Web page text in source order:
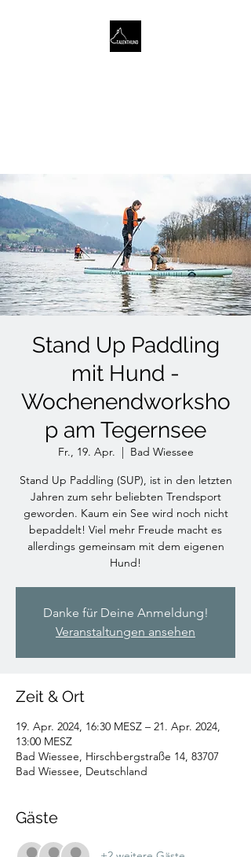
Stand Up Paddling
mit Hund -
Wochenendworksho
p am Tegernsee
Fr., 19. Apr.
  |
Bad Wiessee
Stand Up Paddling (SUP), ist in den letzten
Jahren zum sehr beliebten Trendsport
geworden. Kaum ein See wird noch nicht
bepaddelt! Viel mehr Freude macht es
allerdings gemeinsam mit dem eigenen
Hund!
Danke für Deine Anmeldung!
Veranstaltungen ansehen
Zeit & Ort
19. Apr. 2024, 16:30 MESZ – 21. Apr. 2024,
13:00 MESZ
Bad Wiessee, Hirschbergstraße 14, 83707
Bad Wiessee, Deutschland
Gäste